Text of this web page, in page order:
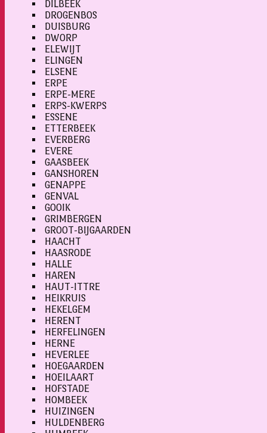
DILBEEK
DROGENBOS
DUISBURG
DWORP
ELEWIJT
ELINGEN
ELSENE
ERPE
ERPE-MERE
ERPS-KWERPS
ESSENE
ETTERBEEK
EVERBERG
EVERE
GAASBEEK
GANSHOREN
GENAPPE
GENVAL
GOOIK
GRIMBERGEN
GROOT-BIJGAARDEN
HAACHT
HAASRODE
HALLE
HAREN
HAUT-ITTRE
HEIKRUIS
HEKELGEM
HERENT
HERFELINGEN
HERNE
HEVERLEE
HOEGAARDEN
HOEILAART
HOFSTADE
HOMBEEK
HUIZINGEN
HULDENBERG